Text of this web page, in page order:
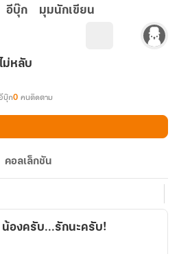
อีบุ๊ก มุมนักเขียน
ม่หลับ
บุ๊ก0 คนติดตาม
คอลเล็กชัน
น้องครับ...รักนะครับ!